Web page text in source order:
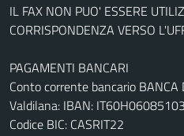
IL FAX NON PUO' ESSERE
CORRISPONDENZA VERSO
PAGAMENTI BANCARI
Conto corrente bancario BANCA
Valdilana: IBAN:
Codice BIC: CASRIT22